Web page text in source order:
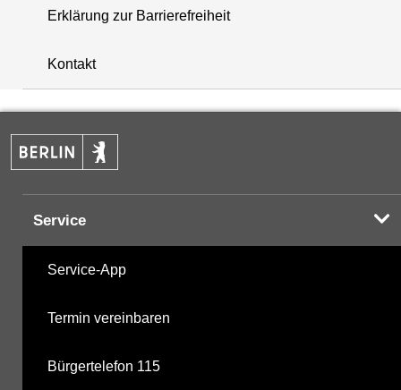
+
−
Erklärung zur Barrierefreiheit
Kontakt
Service
Service-App
Termin vereinbaren
Bürgertelefon 115